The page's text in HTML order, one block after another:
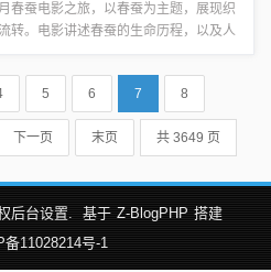
春蚕电影之旅，以春蚕为主题，展现织
转。电影讲述春蚕的生命历程，以及人
丽与坚韧，同时传递产业工人的辛勤与
电影之旅将带领观众领略春蚕的魅...
5 6 7 8
下一页 末页 共 3649 页
后台设置. 基于 Z-BlogPHP 搭建
备11028214号-1